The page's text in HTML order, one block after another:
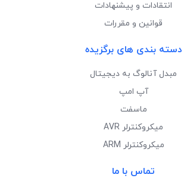
انتقادات و پیشنهادات
قوانین و مقررات
دسته بندی های برگزیده
مبدل آنالوگ به دیجیتال
آپ امپ
ماسفت
میکروکنترلر AVR
میکروکنترلر ARM
تماس با ما